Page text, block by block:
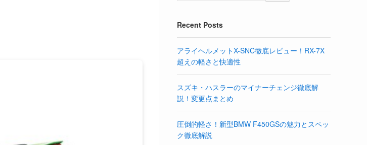
Recent Posts
アライヘルメットX-SNC徹底レビュー！RX-7X
超えの軽さと快適性
スズキ・ハスラーのマイナーチェンジ徹底解
説！変更点まとめ
圧倒的軽さ！新型BMW F450GSの魅力とスペッ
ク徹底解説